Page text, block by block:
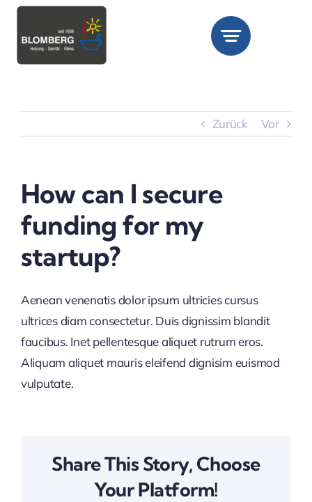
Zum
springen
Zurück Vor
How can I secure
funding for my
startup?
Aenean venenatis dolor ipsum ultricies cursus
ultrices diam consectetur. Duis dignissim blandit
faucibus. Inet pellentesque aliquet rutrum eros.
Aliquam aliquet mauris eleifend dignisim euismod
vulputate.
Share This Story, Choose
Your Platform!